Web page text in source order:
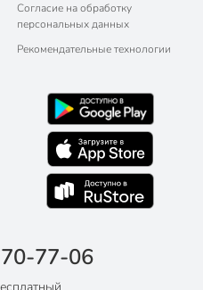
Согласие на обработку
персональных данных
Рекомендательные технологии
77-06